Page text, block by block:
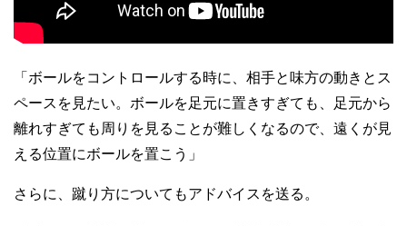
「ボールをコントロールする時に、相手と味方の動きとス
ペースを見たい。ボールを足元に置きすぎても、足元から
離れすぎても周りを見ることが難しくなるので、遠くが見
える位置にボールを置こう」
さらに、蹴り方についてもアドバイスを送る。